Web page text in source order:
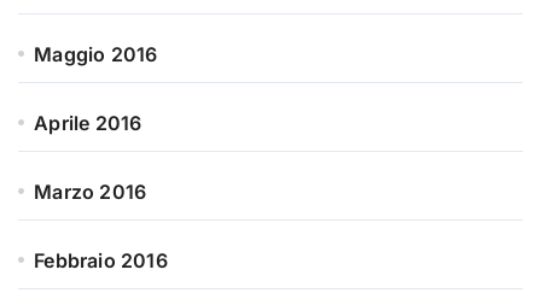
Maggio 2016
Aprile 2016
Marzo 2016
Febbraio 2016